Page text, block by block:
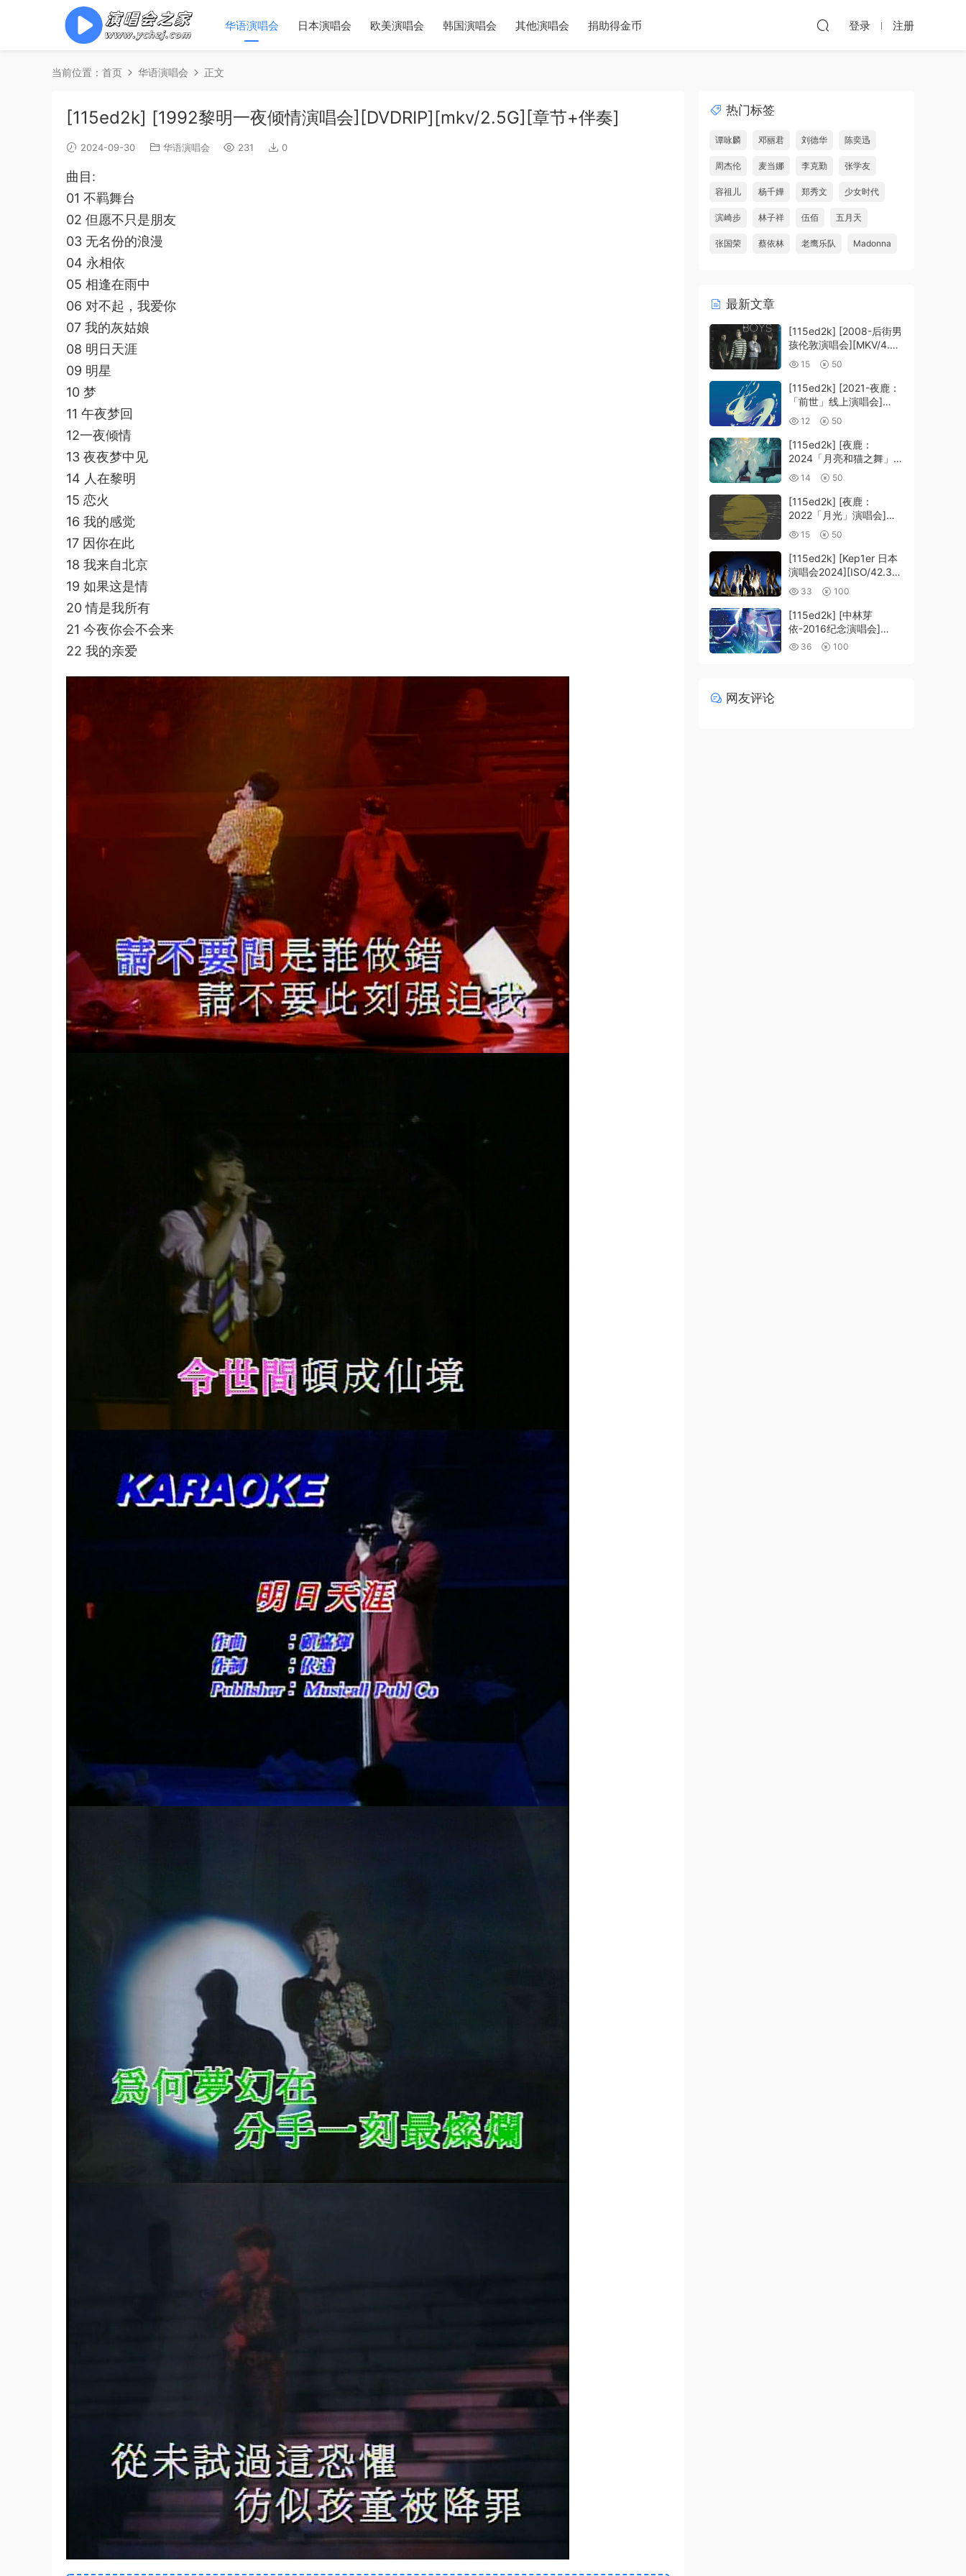
华语演唱会 日本演唱会 欧美演唱会 韩国演唱会 其他演唱会 捐助得金币 登录 注册
当前位置： 首页 华语演唱会 正文
[115ed2k] [1992黎明一夜倾情演唱会][DVDRIP][mkv/2.5G][章节+伴奏]
2024-09-30 华语演唱会 231 0
曲目:
01 不羁舞台
02 但愿不只是朋友
03 无名份的浪漫
04 永相依
05 相逢在雨中
06 对不起，我爱你
07 我的灰姑娘
08 明日天涯
09 明星
10 梦
11 午夜梦回
12一夜倾情
13 夜夜梦中见
14 人在黎明
15 恋火
16 我的感觉
17 因你在此
18 我来自北京
19 如果这是情
20 情是我所有
21 今夜你会不会来
22 我的亲爱
热门标签
谭咏麟 邓丽君 刘德华 陈奕迅
周杰伦 麦当娜 李克勤 张学友
容祖儿 杨千嬅 郑秀文 少女时代
滨崎步 林子祥 伍佰 五月天
张国荣 蔡依林 老鹰乐队 Madonna
最新文章
[115ed2k] [2008-后街男
孩伦敦演唱会][MKV/4.39
GiB][1080P]
15 50
[115ed2k] [2021-夜鹿：
「前世」线上演唱会]
[MKV/12.83 GiB]
[1080p.BluRay.FLAC2.0
.x264]
12 50
[115ed2k] [夜鹿：
2024「月亮和猫之舞」演
唱会][MKV/22.20 GiB]
[1080p.BluRay.FLAC2.0
.x264]
14 50
[115ed2k] [夜鹿：
2022「月光」演唱会]
[MKV/14.65 GiB]
[1080p.BluRay.FLAC2.0
.x264]
15 50
[115ed2k] [Kep1er 日本
演唱会2024][ISO/42.36
GiB]33 100
[115ed2k] [中林芽
依-2016纪念演唱会]
[ISO/39.58 GiB]
36 100
网友评论